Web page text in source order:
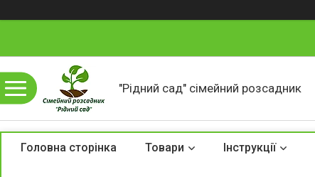
"Рідний сад" сімейний розсадник
Головна сторінка Товари Інструкції